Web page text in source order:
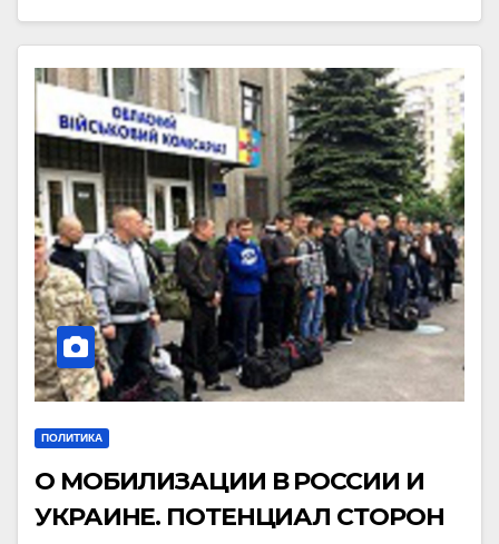
ПОЛИТИКА
О МОБИЛИЗАЦИИ В РОССИИ И
УКРАИНЕ. ПОТЕНЦИАЛ СТОРОН